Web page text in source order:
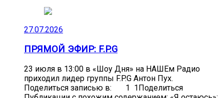
27.07.2026
ПРЯМОЙ ЭФИР: F.P.G
23 июля в 13:00 в «Шоу Дня» на НАШЕм Радио
приходил лидер группы F.P.G Антон Пух.
Поделиться записью в: 1 1Поделиться